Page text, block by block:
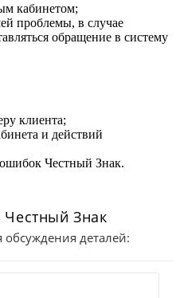
кабинетом;
проблемы, в случае
обращение в систему
клиента;
и действий
Честный Знак.
Честный Знак
деталей: